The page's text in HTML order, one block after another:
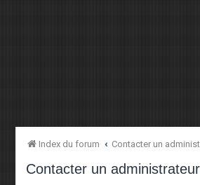
Index du forum Contacter un
Contacter un